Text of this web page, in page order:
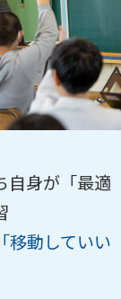
自身が「最適
動していい